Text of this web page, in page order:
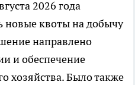
2026 года
новые квоты на добычу
направлено
и обеспечение
хозяйства. Было также